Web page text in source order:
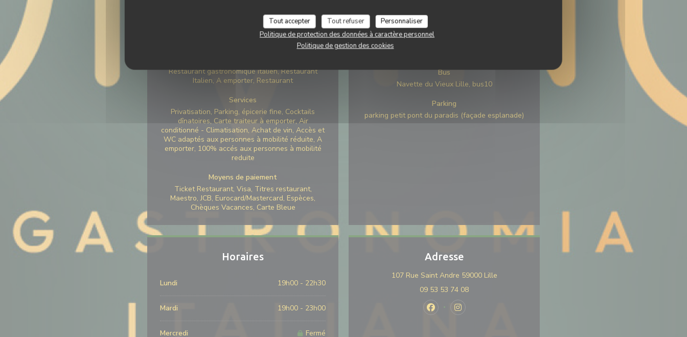
Tout accepter Tout refuser
Personnaliser
Politique de protection des données à caractère personnel
Politique de gestion des cookies
Contemporaine, Pâtes fraiches, Italienne,
Gastronomie Italienne , Fait maison, Cuisine
Fraîche Italienne, Brunch
Restaurant gastronomique italien, Restaurant
Italien, A emporter, Restaurant
Services
Privatisation, Parking, épicerie fine, Cocktails
dînatoires, Carte traiteur à emporter, Air
conditionné - Climatisation, Achat de vin, Accès et
WC adaptés aux personnes à mobilité réduite, A
emporter, 100% accés aux personnes à mobilité
reduite
Moyens de paiement
Ticket Restaurant, Visa, Titres restaurant,
Maestro, JCB, Eurocard/Mastercard, Espèces,
Chèques Vacances, Carte Bleue
Station de vélos
Bus
Navette du Vieux Lille, bus10
Parking
parking petit pont du paradis (façade esplanade)
Horaires
Lundi 19h00 - 22h30
Mardi 19h00 - 23h00
Mercredi Fermé
Adresse
107 Rue Saint Andre 59000 Lille((ouvre une nouvelle fenêtre))
09 53 53 74 08
Facebook ((ouvre une nouvelle fenêtre))
Instagram ((ouvre une nouvelle fenêtre))